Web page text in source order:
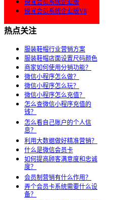
锐宜会员系统企业版
锐宜会员系统企业版V8
热点关注
服装鞋帽行业营销方案
服装鞋帽店面设置尺码颜色
商家如何使用分销功能？
微信小程序怎么做？
微信小程序怎么玩？
微信小程序怎么充值？
怎么查微信小程序充值的
钱？
怎么看自己账户的个人信
息？
利用大数据做好精准营销？
什么是微信会员卡
如何提高顾客满意度和忠诚
度？
会员制营销有什么作用？
弄个会员卡系统需要什么设
备？